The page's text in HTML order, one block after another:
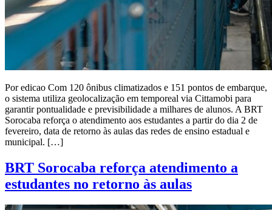
Por edicao Com 120 ônibus climatizados e 151 pontos de embarque,
o sistema utiliza geolocalização em temporeal via Cittamobi para
garantir pontualidade e previsibilidade a milhares de alunos. A BRT
Sorocaba reforça o atendimento aos estudantes a partir do dia 2 de
fevereiro, data de retorno às aulas das redes de ensino estadual e
municipal. […]
BRT Sorocaba reforça atendimento a
estudantes no retorno às aulas